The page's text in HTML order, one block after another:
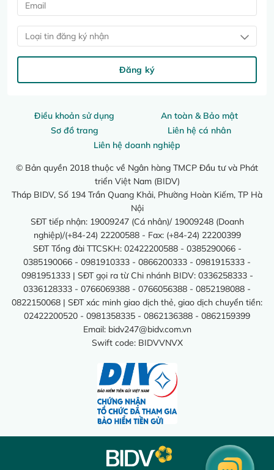
Điều khoản sử dụng
An toàn & Bảo mật
Sơ đồ trang
Liên hệ cá nhân
Liên hệ doanh nghiệp
© Bản quyền 2018 thuộc về Ngân hàng TMCP Đầu tư và Phát
triển Việt Nam (BIDV)
Tháp BIDV, Số 194 Trần Quang Khải, Phường Hoàn Kiếm, TP Hà
Nội
SĐT tiếp nhận: 19009247 (Cá nhân)/ 19009248 (Doanh
nghiệp)/(+84-24) 22200588 - Fax: (+84-24) 22200399
SĐT Tổng đài TTCSKH: 02422200588 - 0385290066 -
0385190066 - 0981910333 - 0866200333 - 0981915333 -
0981951333 | SĐT gọi ra từ Chi nhánh BIDV: 0336258333 -
0336128333 - 0766069388 - 0766056388 - 0852198088 -
0822150068 | SĐT xác minh giao dịch thẻ, giao dịch chuyển tiền:
02422200520 - 0981358335 - 0862136388 - 0862159399
Email: bidv247@bidv.com.vn
Swift code: BIDVVNVX
Loại tin đăng ký nhận
Đăng ký